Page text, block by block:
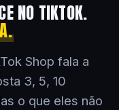
NO TIKTOK.
Shop fala a
3, 5, 10
o que eles não